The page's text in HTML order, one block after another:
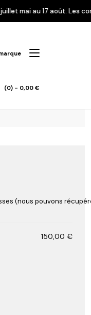
commandes
(0) - 0,00 €
(nous pouvons
150,00 €